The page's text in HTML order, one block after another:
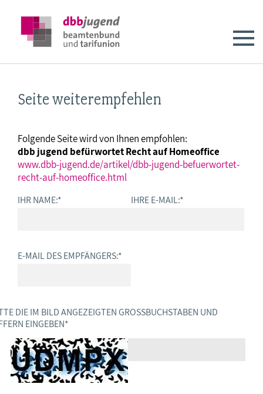
Seite weiterempfehlen
Folgende Seite wird von Ihnen empfohlen:
dbb jugend befürwortet Recht auf Homeoffice
www.dbb-jugend.de/artikel/dbb-jugend-befuerwortet-
recht-auf-homeoffice.html
IHR NAME:* IHRE E-MAIL:*
E-MAIL DES EMPFÄNGERS:*
DIE IM BILD ANGEZEIGTEN GROSSBUCHSTABEN UND Z
EINGEBEN *